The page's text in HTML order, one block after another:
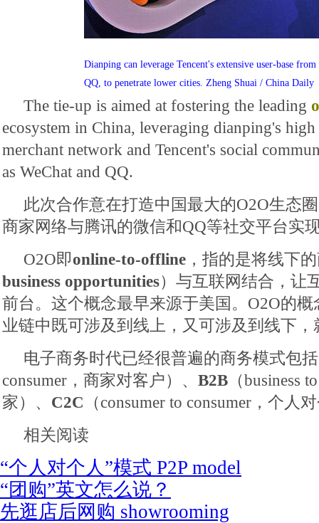
Dianping can leverage Tencent's extensive user-base
QQ, to penetrate lower cities. Zheng Shuai / China Daily
The tie-up is aimed at fostering the leading
ecosystem in China, leveraging dianping's
merchant network and Tencent's social
as WeChat and QQ.
此次合作意在打造中国最大的O2O生态
商家网络与腾讯的微信和QQ等社交平台实
O2O即online-to-offline ，指的是将线下
business opportunities）与互联网结合，让
前台。这个概念最早来源于美国。O2O的
业链中既可涉及到线上，又可涉及到线下，
电子商务时代已经很普遍的商务模式包
consumer，商家对客户）、 B2B （business
家）、 C2C （consumer to consumer，个人
相关阅读
“个人对个人”模式 P2P model
“团购”英文怎么说？
先逛店后网购 showrooming